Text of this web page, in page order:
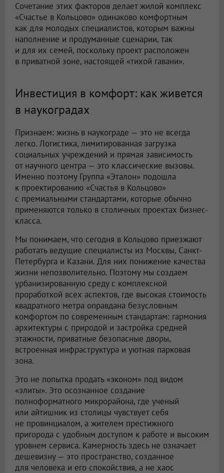
Сочетание этих факторов делает жилой комплекс
«Счастье в Кольцово» одинаково комфортным
как для молодых специалистов, которым важны
наполнение и продуманные сценарии, так
и для их семей, поскольку проект расположен
в приватной зоне, настоящей «тихой гавани».
Инвестиция в комфорт: как живется
в наукоградах
Признаем: жизнь в наукограде — это не всегда
легко. Логистика, лимитированная загрузка
социальных учреждений и прямая зависимость
от научного центра — это классические вызовы.
Именно поэтому Группа «Эталон» подошла
к проектированию «Счастья в Кольцово»
с премиальными стандартами, которые обычно
применяются только в столичных проектах бизнес-
класса.
Мы понимаем, что сегодня в Кольцово приезжают
работать ведущие специалисты из Москвы, Санкт-
Петербурга и Казани. Для них понижение качества
жизни непозволительно. Поэтому мы создаем
урбанизированную среду с комплексной
проработкой всех аспектов, где высокая стоимость
квадратного метра оправдана безусловным
комфортом по современным стандартам: гармония
архитектуры с природой и застройка средней
этажности, приватные безопасные дворы,
встроенная инфраструктура и уютная парковая
зона.
Это не попытка продать «эконом» под видом
«элиты». Это осознанное создание
полноформатного микрорайона, где ученый
или айтишник из столицы чувствует себя
не провинциалом, а жителем престижного
пригорода с удобным доступом к работе и высоким
уровнем сервиса. Камерность здесь не означает
дешевизну — это пространство, созданное
для человека и его спокойствия, а не хаос